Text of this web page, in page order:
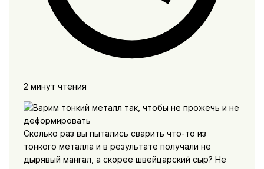
2 минут чтения
Сколько раз вы пытались сварить что-то из
тонкого металла и в результате получали не
дырявый мангал, а скорее швейцарский сыр? Не